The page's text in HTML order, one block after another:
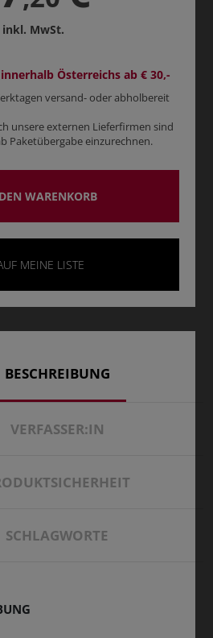
inkl. MwSt.
Österreichs ab € 30,-
versand- oder abholbereit
unsere externen Lieferfirmen sind
Paketübergabe einzurechnen.
WARENKORB
MEINE LISTE
BESCHREIBUNG
VERFASSER:IN
SCHLAGWORTE